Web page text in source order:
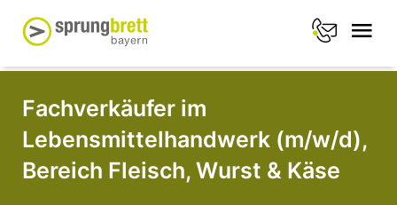
Fachverkäufer im
Lebensmittelhandwerk (m/w/d),
Bereich Fleisch, Wurst & Käse